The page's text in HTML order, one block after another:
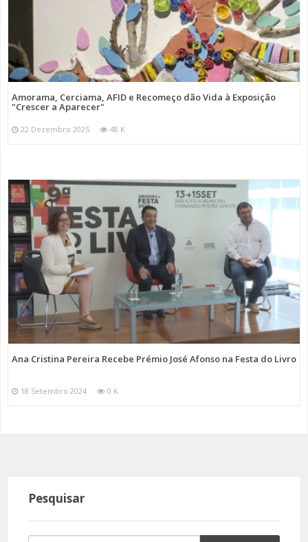
Amorama, Cerciama, AFID e Recomeço dão Vida à Exposição
"Crescer a Aparecer"
22 Dezembro 2025 48 K
Ana Cristina Pereira Recebe Prémio José Afonso na Festa do Livro
18 Setembro 2024 0 K
Pesquisar